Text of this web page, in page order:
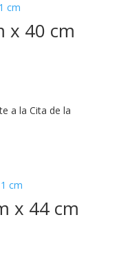
x 40 cm
a la Cita de la
x 44 cm